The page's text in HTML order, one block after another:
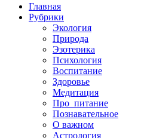
Главная
Рубрики
Экология
Природа
Эзотерика
Психология
Воспитание
Здоровье
Медитация
Про_питание
Познавательное
О важном
Астрология